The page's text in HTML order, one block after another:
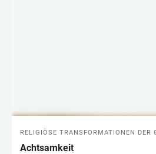
RELIGIÖSE TRANSFORMATIONEN DER
Achtsamkeit